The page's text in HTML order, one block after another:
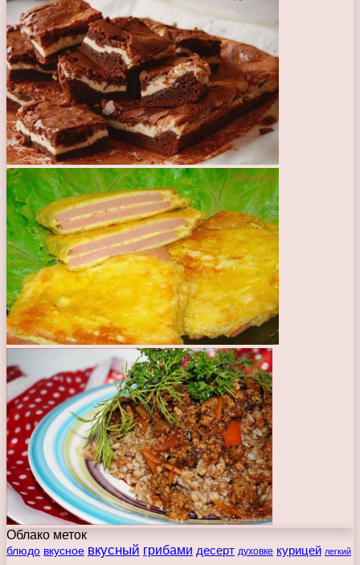
Облако меток
блюдо вкусное вкусный грибами десерт духовке курицей легкий